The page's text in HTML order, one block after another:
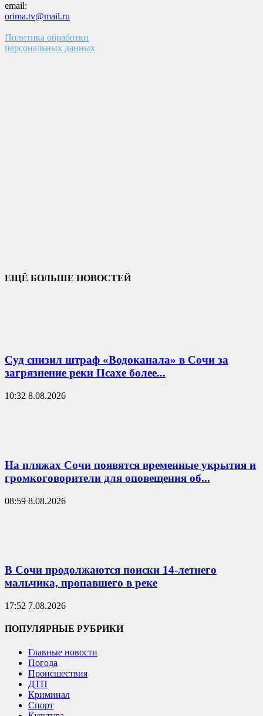
email:
orima.tv@mail.ru
Политика обработки
персональных данных
ЕЩЁ БОЛЬШЕ НОВОСТЕЙ
Суд снизил штраф «Водоканала» в Сочи за
загрязнение реки Псахе более...
10:32 8.08.2026
На пляжах Сочи появятся временные укрытия и
громкоговорители для оповещения об...
08:59 8.08.2026
В Сочи продолжаются поиски 14-летнего
мальчика, пропавшего в реке
17:52 7.08.2026
ПОПУЛЯРНЫЕ РУБРИКИ
Главные новости
Погода
Происшествия
ДТП
Криминал
Спорт